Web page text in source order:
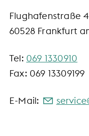
Flughafenstraße
60528 Frankfurt
Tel: 069 1330910
Fax: 069 13309199
E-Mail: s rv c